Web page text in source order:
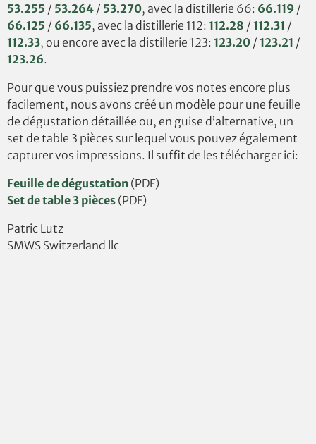
53.255 / 53.264 / 53.270, avec la distillerie 66: 66.119 /
66.125 / 66.135, avec la distillerie 112: 112.28 / 112.31 /
112.33, ou encore avec la distillerie 123: 123.20 / 123.21 /
123.26.
Pour que vous puissiez prendre vos notes encore plus
facilement, nous avons créé un modèle pour une feuille
de dégustation détaillée ou, en guise d’alternative, un
set de table 3 pièces sur lequel vous pouvez également
capturer vos impressions. Il suffit de les télécharger ici:
Feuille de dégustation (PDF)
Set de table 3 pièces (PDF)
Patric Lutz
SMWS Switzerland llc